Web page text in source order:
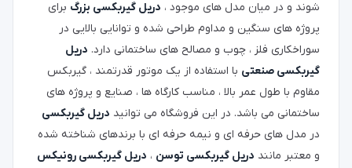
شوند و در میان مدل های موجود ، دریل گیربکسی بزرگ برای
پروژه های سنگین و مداوم طراحی شده و توانایی بالایی در
سوراخکاری فلز ، چوب و مصالح های ساختمانی دارد. دریل
گیربکسی صنعتی با استفاده از یک موتور قدرتمند ، گیربکس
مقاوم با طول عمر بالا ، مناسب کارگاه ها ، صنایع و پروژه های
ساختمانی می باشد. در این فروشگاه می توانید دریل گیربکسی
در مدل های حرفه ای و نیمه حرفه ای با برندهای شناخته شده
و معتبر مانند دریل گیربکسی توسن ، دریل گیربکسی رونیکس